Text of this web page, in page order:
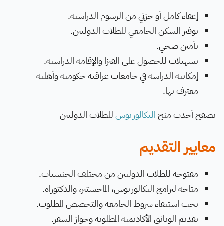
إعفاء كامل أو جزئي من الرسوم الدراسية.
توفير السكن الجامعي للطلاب الدوليين.
تأمين صحي.
تسهيلات للحصول على الفيزا والإقامة الدراسية.
إمكانية الدراسة في جامعات عراقية حكومية وأهلية
معترف بها.
تصفح أحدث منحالبكالوريوسللطلاب الدوليين
معايير التقديم
مفتوحة للطلاب الدوليين من مختلف الجنسيات.
متاحة لبرامج البكالوريوس، الماجستير، والدكتوراه.
يجب استيفاء شروط الجامعة والتخصص المطلوب.
تقديم الوثائق الأكاديمية المطلوبة وجواز السفر.